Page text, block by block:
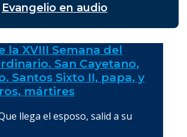
Evangelio en audio
la XVIII Semana del
San Cayetano,
Santos Sixto II, papa, y
mártires
llega el esposo, salid a su